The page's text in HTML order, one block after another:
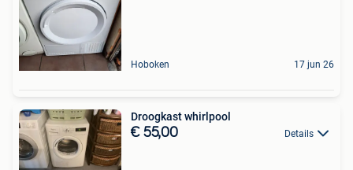
Hoboken 17 jun 26
Droogkast whirlpool
€ 55,00 Details